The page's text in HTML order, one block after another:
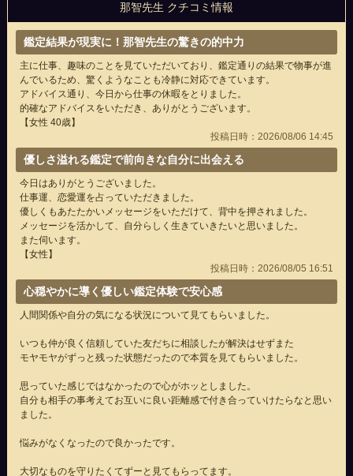
那智先生 クチコミ情報
鑑定結果が現実に！那智先生の驚きの的中力
主に仕事、趣味のことを見ていただいており、鑑定通りの結果で物事が進
んでいるため、驚くようなことも冷静に対応できています。
アドバイス通り、今日から仕事の休暇をとりました。
的確なアドバイスをいただき、ありがとうございます。
【女性 40歳】
投稿日時：2026/08/06 14:45
優しさ溢れる鑑定で前向きな自分に出会える
今日はありがとうございました。
仕事運、恋愛運を占っていただきました。
優しくもあたたかいメッセージをいただけて、背中を押されました。
メッセージを活かして、自分らしく生きていきたいと思いました。
また伺います。
【女性】
投稿日時：2026/08/05 16:51
心穏やかに導く優しい鑑定体験で安心感
人間関係や自分の気になる状況について見てもらいました。
いつも仲が良く信頼していた友だちに相談したが解決はせずまた
モヤモヤがずっと残った状態だったので本質を見てもらいました。
思っていた感じではなかったので心がホッとしました。
自分も相手の事考えてお互いに良い距離感で付き合っていけたらなと思い
ました。
悩みがなくなったので良かったです。
大切なものを守りたくてずーと見てもらってます。